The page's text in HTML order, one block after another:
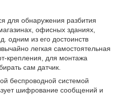
для обнаружения разбития
офисных зданиях,
одним из его достоинств
легкая самостоятельная
крепления, для монтажа
сам датчик.
беспроводной системой
шифрование сообщений и